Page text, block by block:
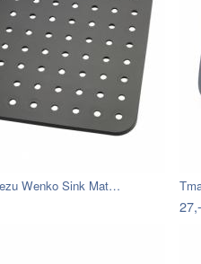
Wenko Sink Mat…